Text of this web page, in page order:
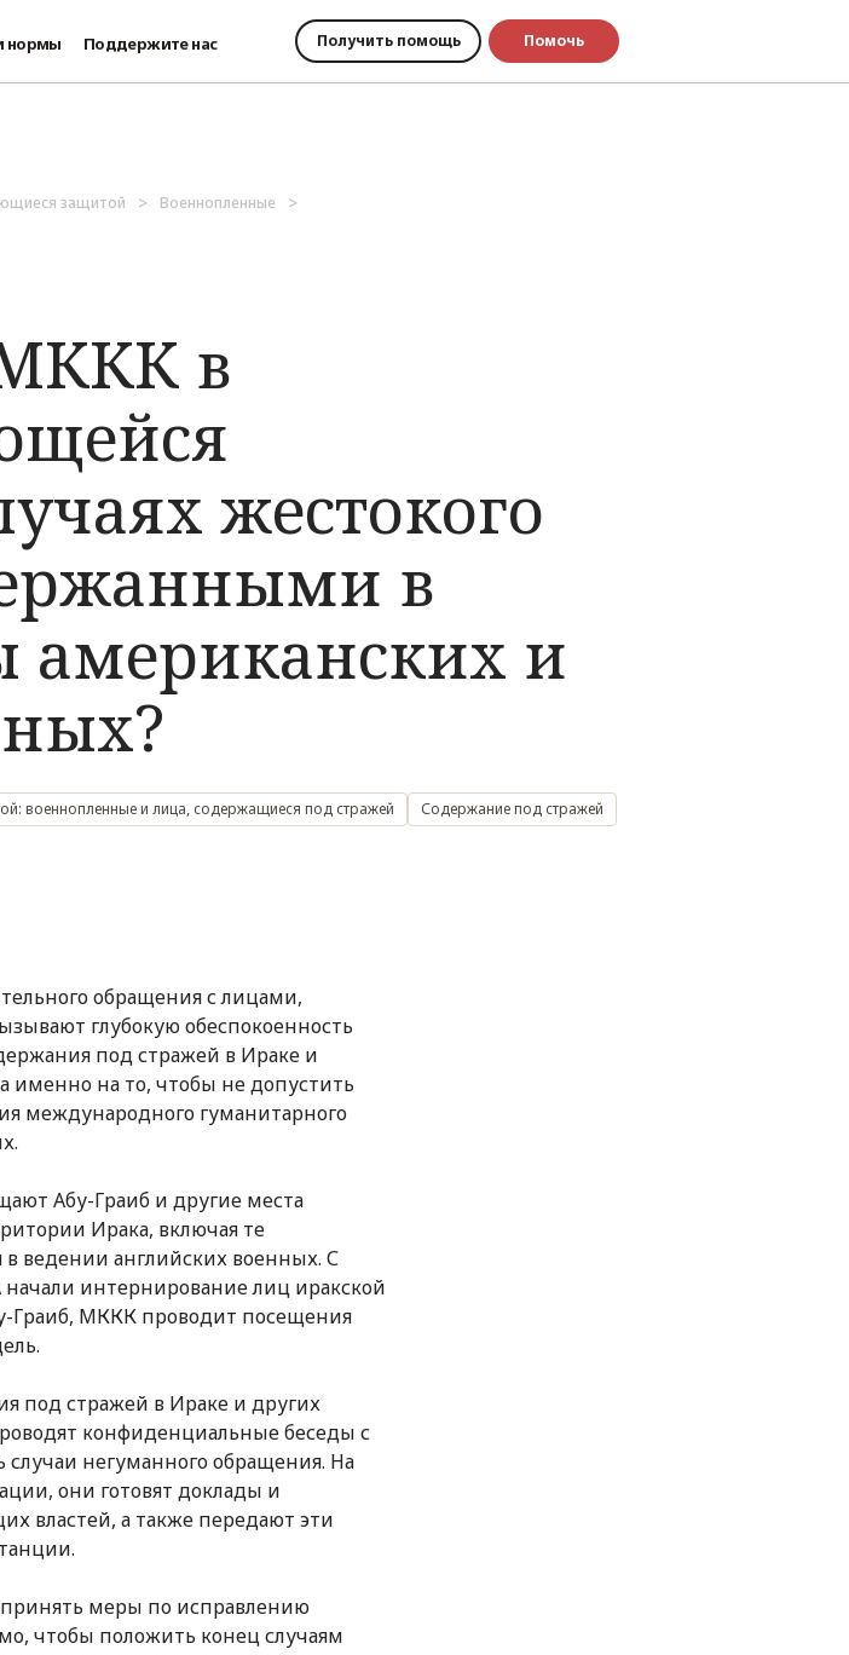
нормы Поддержите нас Получить помощь Помочь
защитой
Военнопленные
в
жестокого
в
американских и
военнопленные и лица, содержащиеся под стражей Содержание под стражей
обращения с лицами,
глубокую обеспокоенность
под стражей в Ираке и
именно на то, чтобы не допустить
международного гуманитарного
Абу-Граиб и другие места
Ирака, включая те
ведении английских военных. С
интернирование лиц иракской
Граиб, МККК проводит посещения
под стражей в Ираке и других
конфиденциальные беседы с
негуманного обращения. На
они готовят доклады и
властей, а также передают эти
меры по исправлению
чтобы положить конец случаям